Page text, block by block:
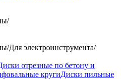
/
/Для электроинструмента/
отрезные по бетону и
кругиДиски пильные